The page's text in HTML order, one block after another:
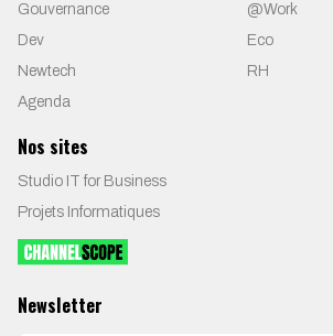
Gouvernance
@Work
Dev
Eco
Newtech
RH
Agenda
Nos sites
Studio IT for Business
Projets Informatiques
Newsletter